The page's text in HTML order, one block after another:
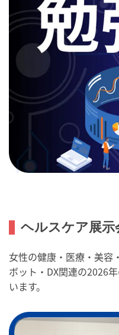
ヘルスケア展示
女性の健康・医療・美容
ボット・DX関連の2026
います。